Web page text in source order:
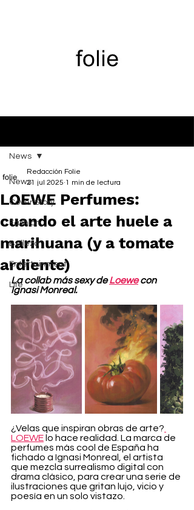
News
Cover Story
Fashion
Belleza
Entertainment
Life
News
LOEWE Perfumes:
cuando el arte huele a
marihuana (y a tomate
ardiente)
Redacción Folie
21 jul 2025 1 min de lectura
La collab más sexy de Loewe con
Ignasi Monreal.
¿Velas que inspiran obras de arte?
LOEWE lo hace realidad. La marca de
perfumes más cool de España ha
fichado a Ignasi Monreal, el artista
que mezcla surrealismo digital con
drama clásico, para crear una serie de
ilustraciones que gritan lujo, vicio y
poesía en un solo vistazo.